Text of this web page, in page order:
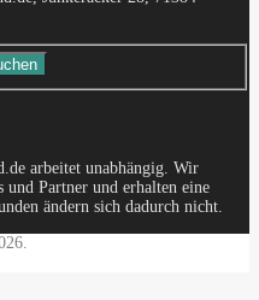
arbeitet unabhängig. Wir
Partner und erhalten eine
ändern sich dadurch nicht.